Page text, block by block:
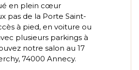
en plein cœur
pas de la Porte Saint-
à pied, en voiture ou
plusieurs parkings à
notre salon au 17
74000 Annecy.